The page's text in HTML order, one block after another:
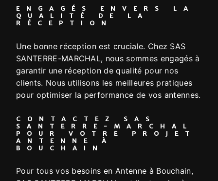
ENGAGÉS ENVERS LA
QUALITÉ DE LA
RÉCEPTION
Une bonne réception est cruciale. Chez SAS
SANTERRE-MARCHAL, nous sommes engagés à
garantir une réception de qualité pour nos
clients. Nous utilisons les meilleures pratiques
pour optimiser la performance de vos antennes.
CONTACTEZ SAS
SANTERRE-MARCHAL
POUR VOTRE PROJET
ANTENNE À
BOUCHAIN
Pour tous vos besoins en Antenne à Bouchain,